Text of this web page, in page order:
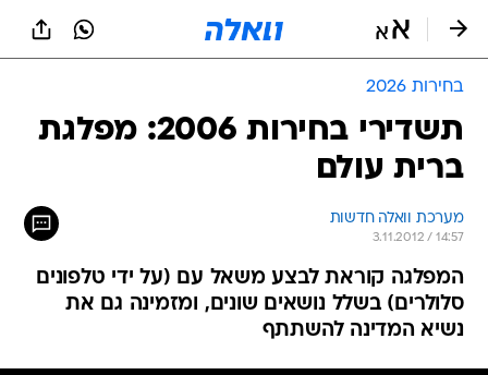
בחירות 2026
תשדירי בחירות 2006: מפלגת
ברית עולם
מערכת וואלה חדשות
3.11.2012 / 14:57
המפלגה קוראת לבצע משאל עם (על ידי טלפונים
סלולרים) בשלל נושאים שונים, ומזמינה גם את
נשיא המדינה להשתתף